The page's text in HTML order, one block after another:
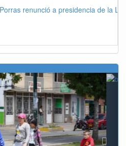
renunció a presidencia de la
Next